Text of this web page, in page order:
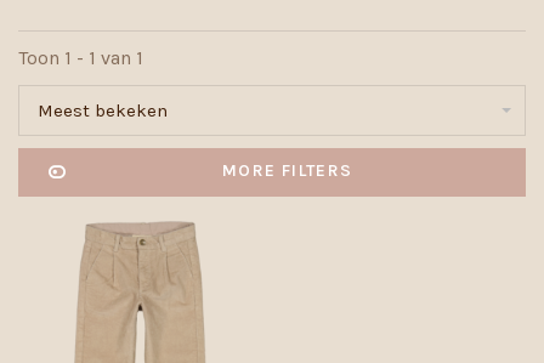
Toon 1 - 1 van 1
Meest bekeken
MORE FILTERS